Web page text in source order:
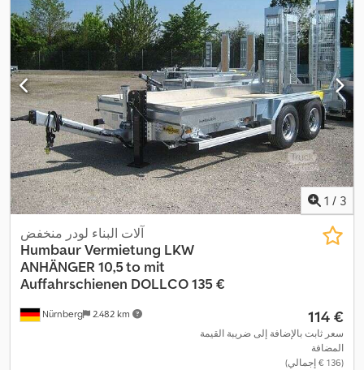
1 / 3
Nürnberg 2.482 km
آلات البناء لودر منخفض
HumbaurVermietung LKW
ANHÄNGER 10,5 to mit
Auffahrschienen DOLLCO 135 €
‏114 €
سعر ثابت بالإضافة إلى ضريبة القيمة
المضافة
(‏136 € إجمالي)